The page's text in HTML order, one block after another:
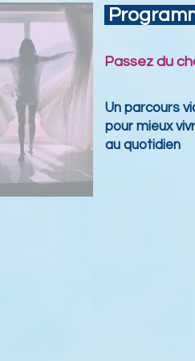
Passez du
Un parcours
pour mieux
au quotidien